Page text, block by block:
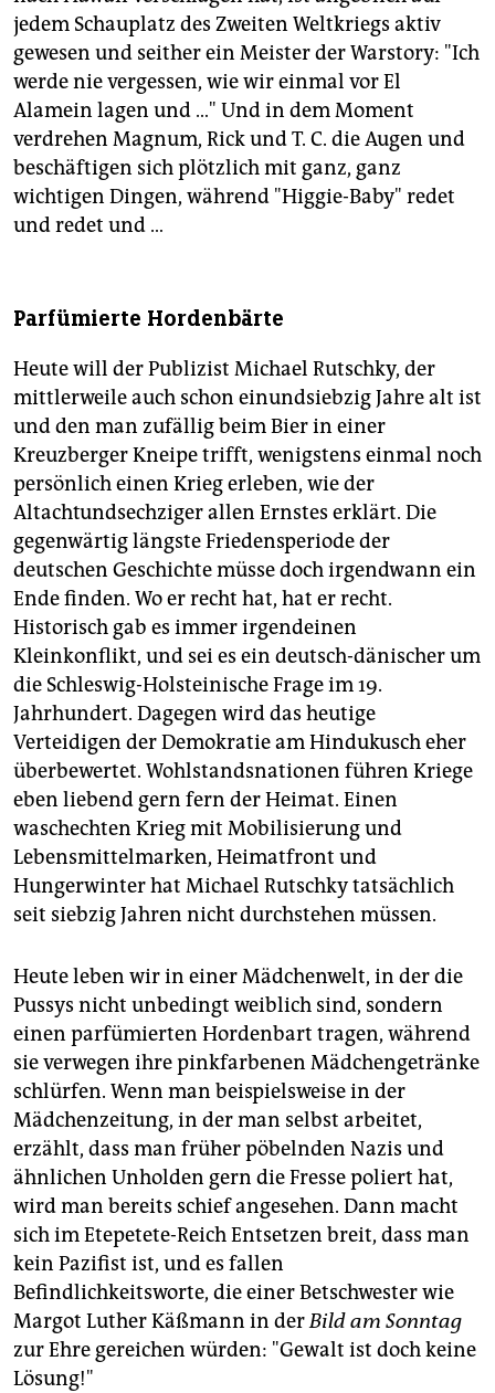
jedem Schauplatz des Zweiten Weltkriegs aktiv
gewesen und seither ein Meister der Warstory: "Ich
werde nie vergessen, wie wir einmal vor El
Alamein lagen und …" Und in dem Moment
verdrehen Magnum, Rick und T. C. die Augen und
beschäftigen sich plötzlich mit ganz, ganz
wichtigen Dingen, während "Higgie-Baby" redet
und redet und …
Parfümierte Hordenbärte
Heute will der Publizist Michael Rutschky, der
mittlerweile auch schon einundsiebzig Jahre alt ist
und den man zufällig beim Bier in einer
Kreuzberger Kneipe trifft, wenigstens einmal noch
persönlich einen Krieg erleben, wie der
Altachtundsechziger allen Ernstes erklärt. Die
gegenwärtig längste Friedensperiode der
deutschen Geschichte müsse doch irgendwann ein
Ende finden. Wo er recht hat, hat er recht.
Historisch gab es immer irgendeinen
Kleinkonflikt, und sei es ein deutsch-dänischer um
die Schleswig-Holsteinische Frage im 19.
Jahrhundert. Dagegen wird das heutige
Verteidigen der Demokratie am Hindukusch eher
überbewertet. Wohlstandsnationen führen Kriege
eben liebend gern fern der Heimat. Einen
waschechten Krieg mit Mobilisierung und
Lebensmittelmarken, Heimatfront und
Hungerwinter hat Michael Rutschky tatsächlich
seit siebzig Jahren nicht durchstehen müssen.
Heute leben wir in einer Mädchenwelt, in der die
Pussys nicht unbedingt weiblich sind, sondern
einen parfümierten Hordenbart tragen, während
sie verwegen ihre pinkfarbenen Mädchengetränke
schlürfen. Wenn man beispielsweise in der
Mädchenzeitung, in der man selbst arbeitet,
erzählt, dass man früher pöbelnden Nazis und
ähnlichen Unholden gern die Fresse poliert hat,
wird man bereits schief angesehen. Dann macht
sich im Etepetete-Reich Entsetzen breit, dass man
kein Pazifist ist, und es fallen
Befindlichkeitsworte, die einer Betschwester wie
Margot Luther Käßmann in derBild am Sonntag
zur Ehre gereichen würden: "Gewalt ist doch keine
Lösung!"